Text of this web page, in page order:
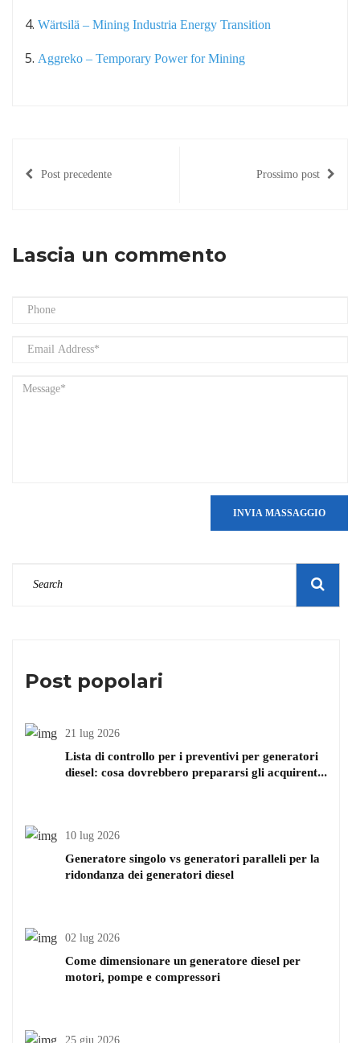
4. Wärtsilä – Mining Industria Energy Transition
5. Aggreko – Temporary Power for Mining
Post precedente Prossimo post
Lascia un commento
INVIA MASSAGGIO
Post popolari
21 lug 2026
Lista di controllo per i preventivi per generatori
diesel: cosa dovrebbero prepararsi gli acquirenti
10 lug 2026
Generatore singolo vs generatori paralleli per la
ridondanza dei generatori diesel
02 lug 2026
Come dimensionare un generatore diesel per
motori, pompe e compressori
25 giu 2026